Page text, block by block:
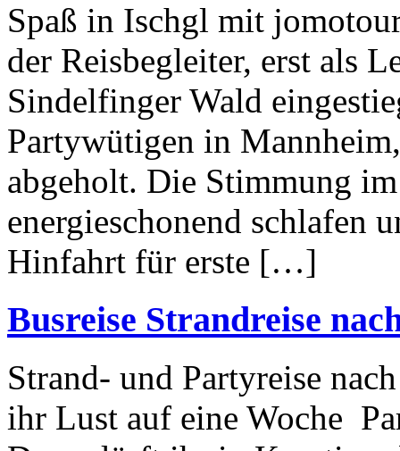
Spaß in Ischgl mit
der Reisbegleiter, erst als
Sindelfinger Wald
Partywütigen in
abgeholt. Die Stimmung
energieschonend schlafen
Hinfahrt für erste […]
Busreise Strandreise
Strand- und Partyreise
ihr Lust auf eine Woche